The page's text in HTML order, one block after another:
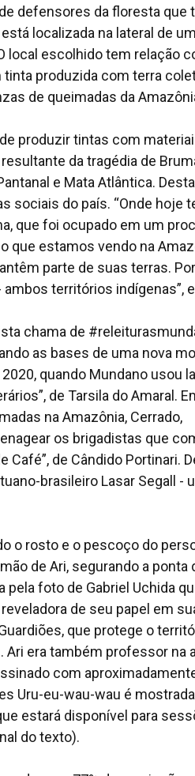
defensores da floresta que
localizada na lateral de
local escolhido tem relação
produzida com terra
de queimadas da
produzir tintas com
da tragédia de
e Mata Atlântica.
sociais do país. “Onde hoje
que foi ocupado em um
que estamos vendo na
parte de suas terras.
territórios indígenas”,
chama de
as bases de uma nova
quando Mundano usou
de Tarsila do Amaral.
na Amazônia, Cerrado,
os brigadistas que
Café”, de Cândido Portinari.
brasileiro Lasar Segall
o rosto e o pescoço do
de Ari, segurando a ponta
foto de Gabriel Uchida
de seu papel em
que protege o
era também professor na
com
Uru-eu-wau-wau é
estará disponível para
do texto).